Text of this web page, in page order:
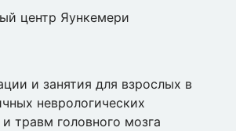
центр Яункемери
и занятия для взрослых в
неврологических
травм головного мозга